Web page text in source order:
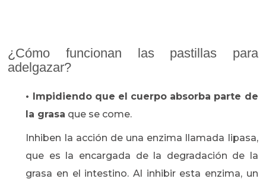
¿Cómo funcionan las pastillas para
adelgazar?
• Impidiendo que el cuerpo absorba parte de
la grasa que se come.
Inhiben la acción de una enzima llamada lipasa,
que es la encargada de la degradación de la
grasa en el intestino. Al inhibir esta enzima, un